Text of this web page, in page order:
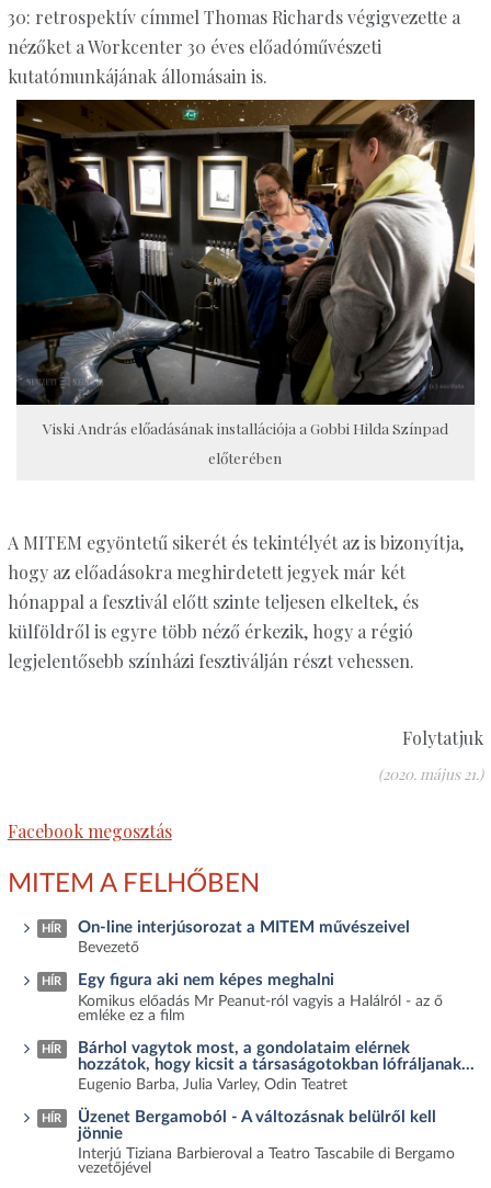
30: retrospektív címmel Thomas Richards végigvezette a
nézőket a Workcenter 30 éves előadóművészeti
kutatómunkájának állomásain is.
Viski András előadásának installációja a Gobbi Hilda Színpad
előterében
A MITEM egyöntetű sikerét és tekintélyét az is bizonyítja,
hogy az előadásokra meghirdetett jegyek már két
hónappal a fesztivál előtt szinte teljesen elkeltek, és
külföldről is egyre több néző érkezik, hogy a régió
legjelentősebb színházi fesztiválján részt vehessen.
Folytatjuk
(2020. május 21.)
Facebook megosztás
MITEM A FELHŐBEN
HÍR On-line interjúsorozat a MITEM művészeivel
Bevezető
HÍR Egy figura aki nem képes meghalni
Komikus előadás Mr Peanut-ról vagyis a Halálról - az ő
emléke ez a film
HÍR
Bárhol vagytok most, a gondolataim elérnek
hozzátok, hogy kicsit a társaságotokban lófráljanak...
Eugenio Barba, Julia Varley, Odin Teatret
HÍR
Üzenet Bergamoból - A változásnak belülről kell
jönnie
Interjú Tiziana Barbieroval a Teatro Tascabile di Bergamo
vezetőjével